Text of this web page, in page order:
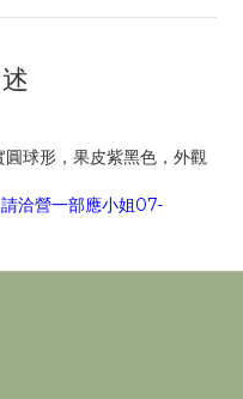
球形，果皮紫黑色，外觀
洽營一部應小姐07-